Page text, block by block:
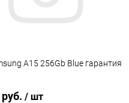
A15 256Gb Blue гарантия
/ шт